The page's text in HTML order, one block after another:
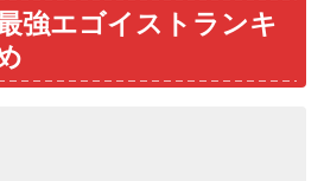
強エゴイストランキ